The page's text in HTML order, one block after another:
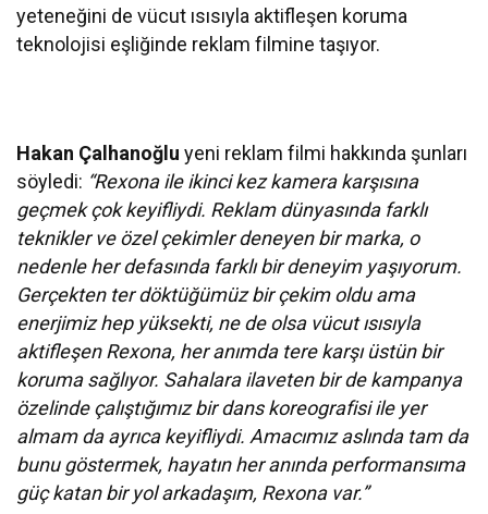
yeteneğini de vücut ısısıyla aktifleşen koruma
teknolojisi eşliğinde reklam filmine taşıyor.
Hakan Çalhanoğlu yeni reklam filmi hakkında şunları
söyledi: “Rexona ile ikinci kez kamera karşısına
geçmek çok keyifliydi. Reklam dünyasında farklı
teknikler ve özel çekimler deneyen bir marka, o
nedenle her defasında farklı bir deneyim yaşıyorum.
Gerçekten ter döktüğümüz bir çekim oldu ama
enerjimiz hep yüksekti, ne de olsa vücut ısısıyla
aktifleşen Rexona, her anımda tere karşı üstün bir
koruma sağlıyor. Sahalara ilaveten bir de kampanya
özelinde çalıştığımız bir dans koreografisi ile yer
almam da ayrıca keyifliydi. Amacımız aslında tam da
bunu göstermek, hayatın her anında performansıma
güç katan bir yol arkadaşım, Rexona var.”